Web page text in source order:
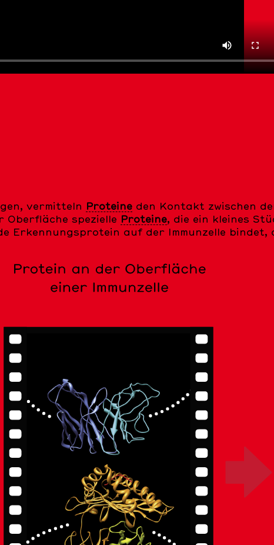
vermitteln Proteine den Kontakt zwischen
Oberfläche spezielle Proteine, die ein kleines
Erkennungsprotein auf der Immunzelle